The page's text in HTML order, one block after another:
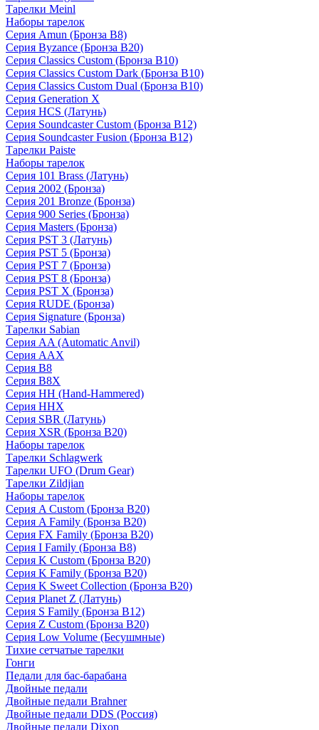
Тарелки Meinl
Наборы тарелок
Серия Amun (Бронза B8)
Серия Byzance (Бронза B20)
Серия Classics Custom (Бронза B10)
Серия Classics Custom Dark (Бронза B10)
Серия Classics Custom Dual (Бронза B10)
Серия Generation X
Серия HCS (Латунь)
Серия Soundcaster Custom (Бронза B12)
Серия Soundcaster Fusion (Бронза B12)
Тарелки Paiste
Наборы тарелок
Серия 101 Brass (Латунь)
Серия 2002 (Бронза)
Серия 201 Bronze (Бронза)
Серия 900 Series (Бронза)
Серия Masters (Бронза)
Серия PST 3 (Латунь)
Серия PST 5 (Бронза)
Серия PST 7 (Бронза)
Серия PST 8 (Бронза)
Серия PST X (Бронза)
Серия RUDE (Бронза)
Серия Signature (Бронза)
Тарелки Sabian
Серия AA (Automatic Anvil)
Серия AAX
Серия B8
Серия B8X
Серия HH (Hand-Hammered)
Серия HHX
Серия SBR (Латунь)
Серия XSR (Бронза B20)
Наборы тарелок
Тарелки Schlagwerk
Тарелки UFO (Drum Gear)
Тарелки Zildjian
Наборы тарелок
Серия A Custom (Бронза B20)
Серия A Family (Бронза B20)
Серия FX Family (Бронза B20)
Серия I Family (Бронза B8)
Серия K Custom (Бронза B20)
Серия K Family (Бронза B20)
Серия K Sweet Collection (Бронза B20)
Серия Planet Z (Латунь)
Серия S Family (Бронза B12)
Серия Z Custom (Бронза B20)
Серия Low Volume (Бесушмные)
Тихие сетчатые тарелки
Гонги
Педали для бас-барабана
Двойные педали
Двойные педали Brahner
Двойные педали DDS (Россия)
Двойные педали Dixon